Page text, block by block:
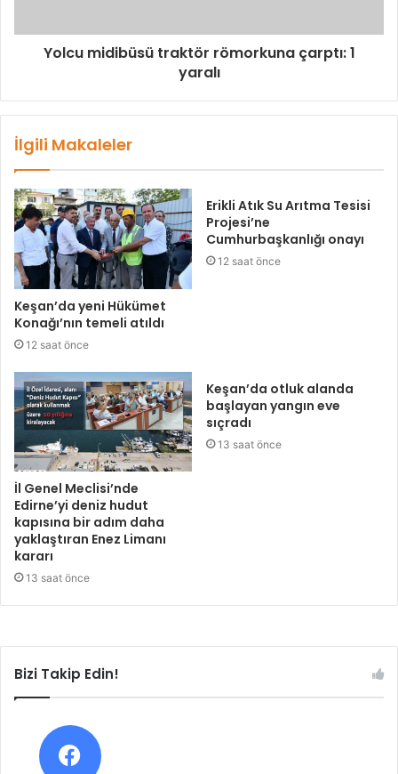
Yolcu midibüsü traktör römorkuna çarptı: 1
yaralı
İlgili Makaleler
Keşan’da yeni Hükümet
Konağı’nın temeli atıldı
12 saat önce
Erikli Atık Su Arıtma Tesisi
Projesi’ne
Cumhurbaşkanlığı onayı
12 saat önce
İl Genel Meclisi’nde
Edirne’yi deniz hudut
kapısına bir adım daha
yaklaştıran Enez Limanı
kararı
13 saat önce
Keşan’da otluk alanda
başlayan yangın eve
sıçradı
13 saat önce
Bizi Takip Edin!